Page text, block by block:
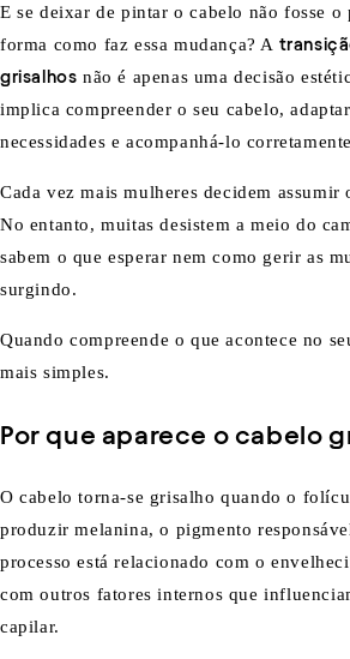
E se deixar de pintar o cabelo não fosse
forma como faz essa mudança? A
grisalhos não é apenas uma decisão
implica compreender o seu cabelo,
necessidades e acompanhá-lo
Cada vez mais mulheres decidem assumir
No entanto, muitas desistem a meio do
sabem o que esperar nem como gerir as
surgindo.
Quando compreende o que acontece no
mais simples.
Por que aparece o cabelo
O cabelo torna-se grisalho quando o
produzir melanina, o pigmento
processo está relacionado com o
com outros fatores internos que
capilar.